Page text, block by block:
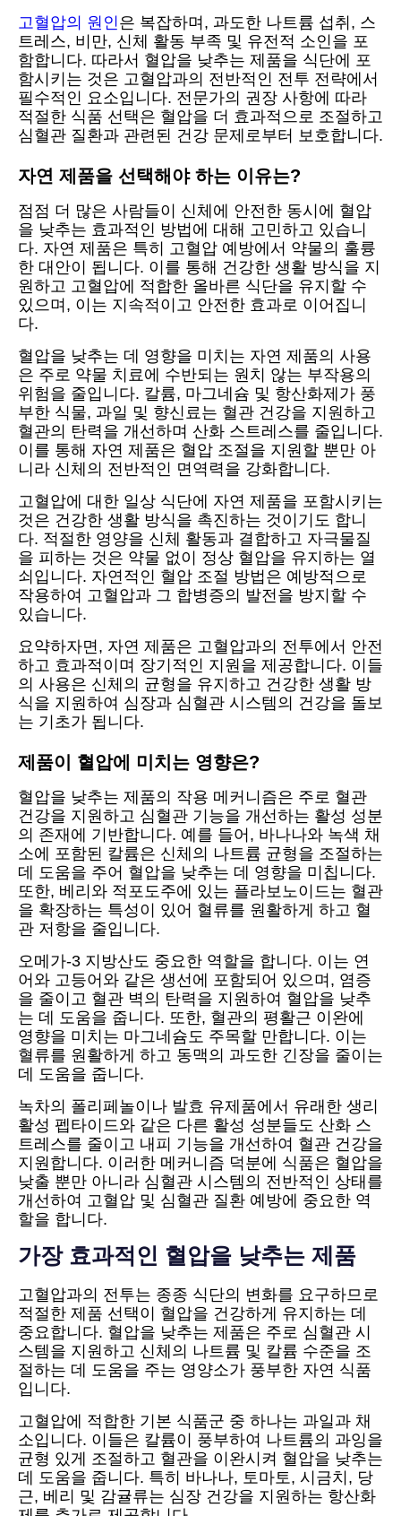
고혈압의 원인은 복잡하며, 과도한 나트륨 섭취, 스
트레스, 비만, 신체 활동 부족 및 유전적 소인을 포
함합니다. 따라서 혈압을 낮추는 제품을 식단에 포
함시키는 것은 고혈압과의 전반적인 전투 전략에서
필수적인 요소입니다. 전문가의 권장 사항에 따라
적절한 식품 선택은 혈압을 더 효과적으로 조절하고
심혈관 질환과 관련된 건강 문제로부터 보호합니다.
자연 제품을 선택해야 하는 이유는?
점점 더 많은 사람들이 신체에 안전한 동시에 혈압
을 낮추는 효과적인 방법에 대해 고민하고 있습니
다. 자연 제품은 특히 고혈압 예방에서 약물의 훌륭
한 대안이 됩니다. 이를 통해 건강한 생활 방식을 지
원하고 고혈압에 적합한 올바른 식단을 유지할 수
있으며, 이는 지속적이고 안전한 효과로 이어집니
다.
혈압을 낮추는 데 영향을 미치는 자연 제품의 사용
은 주로 약물 치료에 수반되는 원치 않는 부작용의
위험을 줄입니다. 칼륨, 마그네슘 및 항산화제가 풍
부한 식물, 과일 및 향신료는 혈관 건강을 지원하고
혈관의 탄력을 개선하며 산화 스트레스를 줄입니다.
이를 통해 자연 제품은 혈압 조절을 지원할 뿐만 아
니라 신체의 전반적인 면역력을 강화합니다.
고혈압에 대한 일상 식단에 자연 제품을 포함시키는
것은 건강한 생활 방식을 촉진하는 것이기도 합니
다. 적절한 영양을 신체 활동과 결합하고 자극물질
을 피하는 것은 약물 없이 정상 혈압을 유지하는 열
쇠입니다. 자연적인 혈압 조절 방법은 예방적으로
작용하여 고혈압과 그 합병증의 발전을 방지할 수
있습니다.
요약하자면, 자연 제품은 고혈압과의 전투에서 안전
하고 효과적이며 장기적인 지원을 제공합니다. 이들
의 사용은 신체의 균형을 유지하고 건강한 생활 방
식을 지원하여 심장과 심혈관 시스템의 건강을 돌보
는 기초가 됩니다.
제품이 혈압에 미치는 영향은?
혈압을 낮추는 제품의 작용 메커니즘은 주로 혈관
건강을 지원하고 심혈관 기능을 개선하는 활성 성분
의 존재에 기반합니다. 예를 들어, 바나나와 녹색 채
소에 포함된 칼륨은 신체의 나트륨 균형을 조절하는
데 도움을 주어 혈압을 낮추는 데 영향을 미칩니다.
또한, 베리와 적포도주에 있는 플라보노이드는 혈관
을 확장하는 특성이 있어 혈류를 원활하게 하고 혈
관 저항을 줄입니다.
오메가-3 지방산도 중요한 역할을 합니다. 이는 연
어와 고등어와 같은 생선에 포함되어 있으며, 염증
을 줄이고 혈관 벽의 탄력을 지원하여 혈압을 낮추
는 데 도움을 줍니다. 또한, 혈관의 평활근 이완에
영향을 미치는 마그네슘도 주목할 만합니다. 이는
혈류를 원활하게 하고 동맥의 과도한 긴장을 줄이는
데 도움을 줍니다.
녹차의 폴리페놀이나 발효 유제품에서 유래한 생리
활성 펩타이드와 같은 다른 활성 성분들도 산화 스
트레스를 줄이고 내피 기능을 개선하여 혈관 건강을
지원합니다. 이러한 메커니즘 덕분에 식품은 혈압을
낮출 뿐만 아니라 심혈관 시스템의 전반적인 상태를
개선하여 고혈압 및 심혈관 질환 예방에 중요한 역
할을 합니다.
가장 효과적인 혈압을 낮추는 제품
고혈압과의 전투는 종종 식단의 변화를 요구하므로
적절한 제품 선택이 혈압을 건강하게 유지하는 데
중요합니다. 혈압을 낮추는 제품은 주로 심혈관 시
스템을 지원하고 신체의 나트륨 및 칼륨 수준을 조
절하는 데 도움을 주는 영양소가 풍부한 자연 식품
입니다.
고혈압에 적합한 기본 식품군 중 하나는 과일과 채
소입니다. 이들은 칼륨이 풍부하여 나트륨의 과잉을
균형 있게 조절하고 혈관을 이완시켜 혈압을 낮추는
데 도움을 줍니다. 특히 바나나, 토마토, 시금치, 당
근, 베리 및 감귤류는 심장 건강을 지원하는 항산화